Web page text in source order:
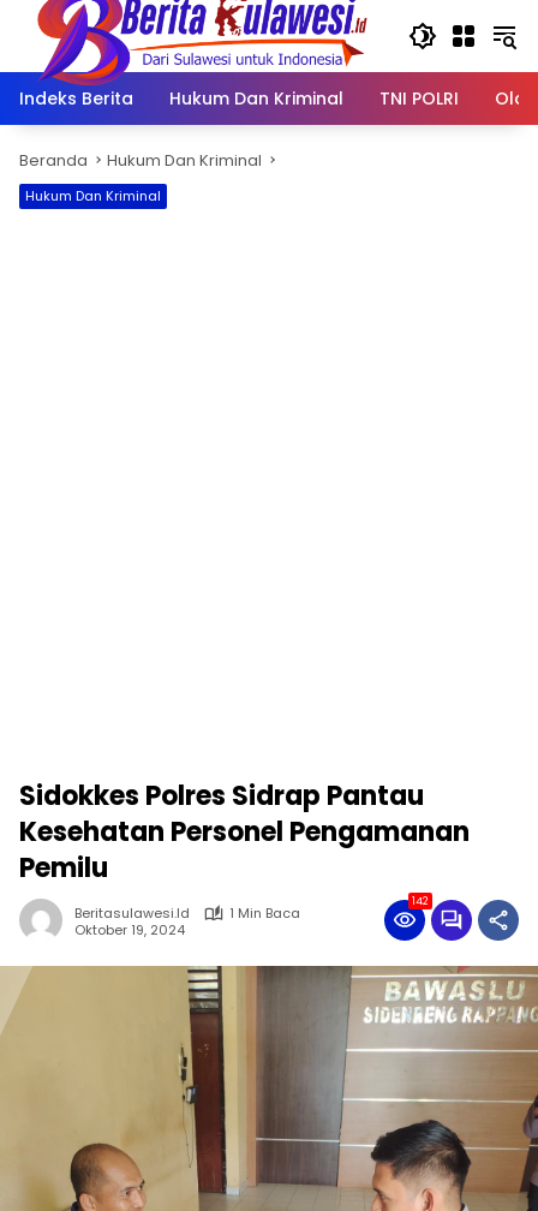
Langsung
konten
Indeks Berita
Hukum Dan Kriminal TNI POLRI
Beranda Hukum Dan Kriminal
Hukum Dan Kriminal
Sidokkes Polres Sidrap Pantau
Kesehatan Personel Pengamanan
Pemilu
Beritasulawesi.id
1 Min Baca
Oktober 19, 2024
142